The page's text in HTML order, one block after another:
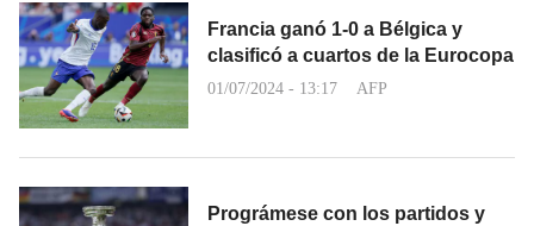
Francia ganó 1-0 a Bélgica y
clasificó a cuartos de la Eurocopa
01/07/2024 - 13:17 AFP
Prográmese con los partidos y